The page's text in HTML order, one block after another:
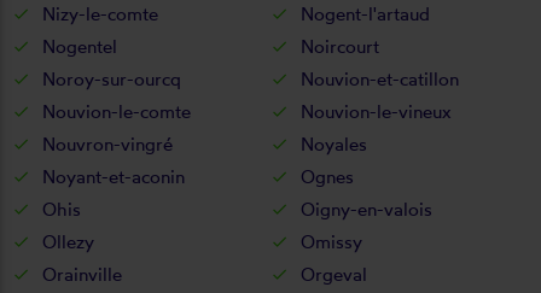
Nizy-le-comte
Nogent-l'artaud
Nogentel
Noircourt
Noroy-sur-ourcq
Nouvion-et-catillon
Nouvion-le-comte
Nouvion-le-vineux
Nouvron-vingré
Noyales
Noyant-et-aconin
Ognes
Ohis
Oigny-en-valois
Ollezy
Omissy
Orainville
Orgeval